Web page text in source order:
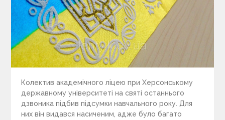
Колектив академічного ліцею при Херсонському
державному університеті на святі останнього
дзвоника підбив підсумки навчального року. Для
них він видався насиченим, адже було багато